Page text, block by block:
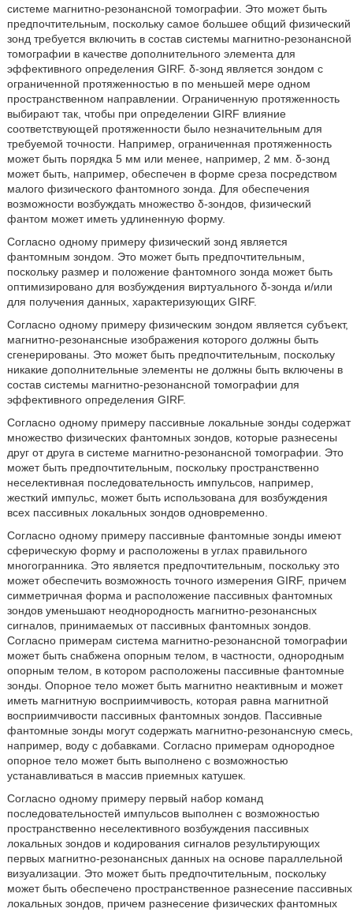
системе магнитно-резонансной томографии. Это может быть
предпочтительным, поскольку самое большее общий физический
зонд требуется включить в состав системы магнитно-резонансной
томографии в качестве дополнительного элемента для
эффективного определения GIRF. δ-зонд является зондом с
ограниченной протяженностью в по меньшей мере одном
пространственном направлении. Ограниченную протяженность
выбирают так, чтобы при определении GIRF влияние
соответствующей протяженности было незначительным для
требуемой точности. Например, ограниченная протяженность
может быть порядка 5 мм или менее, например, 2 мм. δ-зонд
может быть, например, обеспечен в форме среза посредством
малого физического фантомного зонда. Для обеспечения
возможности возбуждать множество δ-зондов, физический
фантом может иметь удлиненную форму.
Согласно одному примеру физический зонд является
фантомным зондом. Это может быть предпочтительным,
поскольку размер и положение фантомного зонда может быть
оптимизировано для возбуждения виртуального δ-зонда и/или
для получения данных, характеризующих GIRF.
Согласно одному примеру физическим зондом является субъект,
магнитно-резонансные изображения которого должны быть
сгенерированы. Это может быть предпочтительным, поскольку
никакие дополнительные элементы не должны быть включены в
состав системы магнитно-резонансной томографии для
эффективного определения GIRF.
Согласно одному примеру пассивные локальные зонды содержат
множество физических фантомных зондов, которые разнесены
друг от друга в системе магнитно-резонансной томографии. Это
может быть предпочтительным, поскольку пространственно
неселективная последовательность импульсов, например,
жесткий импульс, может быть использована для возбуждения
всех пассивных локальных зондов одновременно.
Согласно одному примеру пассивные фантомные зонды имеют
сферическую форму и расположены в углах правильного
многогранника. Это является предпочтительным, поскольку это
может обеспечить возможность точного измерения GIRF, причем
симметричная форма и расположение пассивных фантомных
зондов уменьшают неоднородность магнитно-резонансных
сигналов, принимаемых от пассивных фантомных зондов.
Согласно примерам система магнитно-резонансной томографии
может быть снабжена опорным телом, в частности, однородным
опорным телом, в котором расположены пассивные фантомные
зонды. Опорное тело может быть магнитно неактивным и может
иметь магнитную восприимчивость, которая равна магнитной
восприимчивости пассивных фантомных зондов. Пассивные
фантомные зонды могут содержать магнитно-резонансную смесь,
например, воду с добавками. Согласно примерам однородное
опорное тело может быть выполнено с возможностью
устанавливаться в массив приемных катушек.
Согласно одному примеру первый набор команд
последовательностей импульсов выполнен с возможностью
пространственно неселективного возбуждения пассивных
локальных зондов и кодирования сигналов результирующих
первых магнитно-резонансных данных на основе параллельной
визуализации. Это может быть предпочтительным, поскольку
может быть обеспечено пространственное разнесение пассивных
локальных зондов, причем разнесение физических фантомных